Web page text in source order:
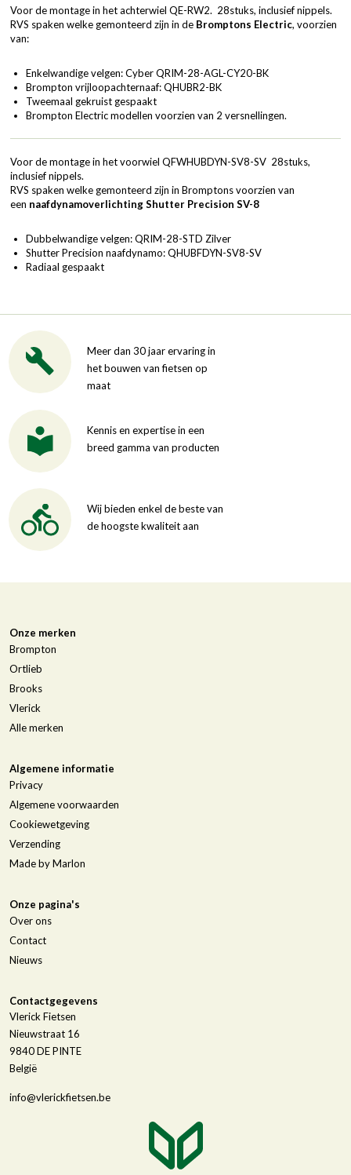
Voor de montage in het achterwiel QE-RW2. 28stuks, inclusief nippels.
RVS spaken welke gemonteerd zijn in de Bromptons Electric, voorzien
van:
Enkelwandige velgen: Cyber QRIM-28-AGL-CY20-BK
Brompton vrijloopachternaaf: QHUBR2-BK
Tweemaal gekruist gespaakt
Brompton Electric modellen voorzien van 2 versnellingen.
Voor de montage in het voorwiel QFWHUBDYN-SV8-SV 28stuks,
inclusief nippels.
RVS spaken welke gemonteerd zijn in Bromptons voorzien van
een naafdynamoverlichting Shutter Precision SV-8
Dubbelwandige velgen: QRIM-28-STD Zilver
Shutter Precision naafdynamo: QHUBFDYN-SV8-SV
Radiaal gespaakt
Meer dan 30 jaar ervaring in
het bouwen van fietsen op
maat
Kennis en expertise in een
breed gamma van producten
Wij bieden enkel de beste van
de hoogste kwaliteit aan
Onze merken
Brompton
Ortlieb
Brooks
Vlerick
Alle merken
Algemene informatie
Privacy
Algemene voorwaarden
Cookiewetgeving
Verzending
Made by Marlon
Onze pagina's
Over ons
Contact
Nieuws
Contactgegevens
Vlerick Fietsen
Nieuwstraat 16
9840DE PINTE
België
info@vlerickfietsen.be